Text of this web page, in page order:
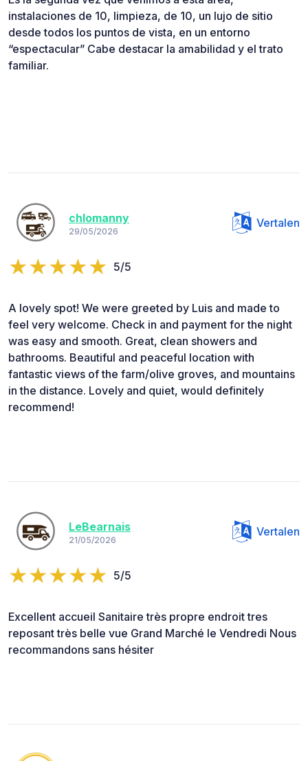
instalaciones de 10, limpieza, de 10, un lujo de sitio
desde todos los puntos de vista, en un entorno
“espectacular” Cabe destacar la amabilidad y el trato
familiar.
chlomanny
29/05/2026
Vertalen
5/5
A lovely spot! We were greeted by Luis and made to
feel very welcome. Check in and payment for the night
was easy and smooth. Great, clean showers and
bathrooms. Beautiful and peaceful location with
fantastic views of the farm/olive groves, and mountains
in the distance. Lovely and quiet, would definitely
recommend!
LeBearnais
21/05/2026
Vertalen
5/5
Excellent accueil Sanitaire très propre endroit tres
reposant très belle vue Grand Marché le Vendredi Nous
recommandons sans hésiter